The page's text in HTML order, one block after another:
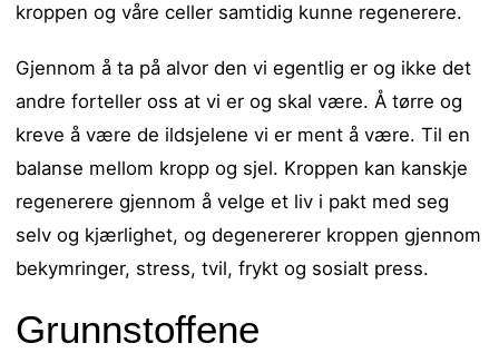
kroppen og våre celler samtidig kunne regenerere.
Gjennom å ta på alvor den vi egentlig er og ikke det
andre forteller oss at vi er og skal være. Å tørre og
kreve å være de ildsjelene vi er ment å være. Til en
balanse mellom kropp og sjel. Kroppen kan kanskje
regenerere gjennom å velge et liv i pakt med seg
selv og kjærlighet, og degenererer kroppen gjennom
bekymringer, stress, tvil, frykt og sosialt press.
Grunnstoffene